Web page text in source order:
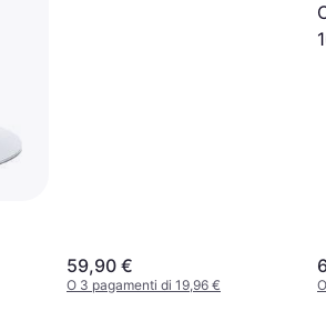
59,90 €
O 3 pagamenti di 19,96 €